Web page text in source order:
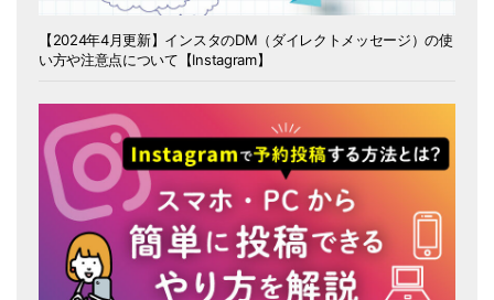
【2024年4月更新】インスタのDM（ダイレクトメッセージ）の使
い方や注意点について【Instagram】